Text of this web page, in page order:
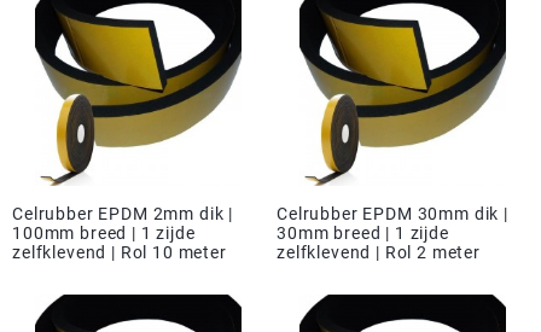
Celrubber EPDM 2mm dik |
100mm breed | 1 zijde
zelfklevend | Rol 10 meter
Celrubber EPDM 30mm dik |
30mm breed | 1 zijde
zelfklevend | Rol 2 meter